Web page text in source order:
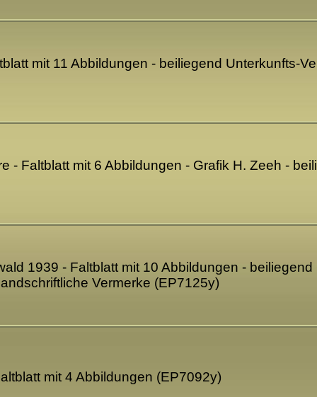
mit 11 Abbildungen - beiliegend Unterkunfts-
- Faltblatt mit 6 Abbildungen - Grafik H. Zeeh -
1939 - Faltblatt mit 10 Abbildungen -
Vermerke (EP7125y)
mit 4 Abbildungen (EP7092y)